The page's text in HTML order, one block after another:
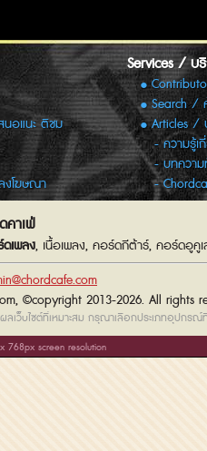
อแนะ ติชม
โฆษณา
Services / บ
Search /
Articles /
ความรู้
บทความ
คาเฟ่
เพลง, เนื้อเพลง, คอร์ดกีต้าร์, คอร์ดอูคู
©copyright 2013-2026. All rights
ลเว็บไซต์ที่เหมาะสม กรุณาเลือกประเภทอุปกรณ์
768px screen resolution